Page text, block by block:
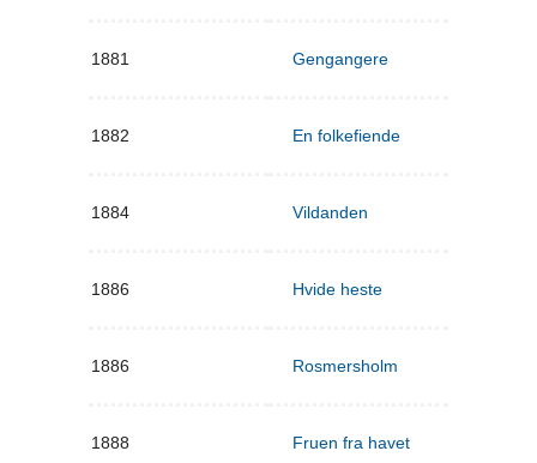
1881 Gengangere
1882 En folkefiende
1884 Vildanden
1886 Hvide heste
1886 Rosmersholm
1888 Fruen fra havet